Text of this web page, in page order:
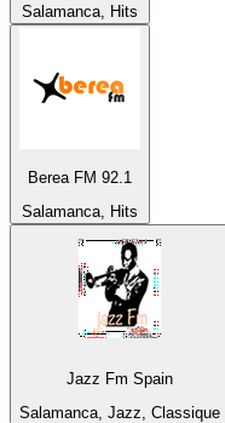
Salamanca, Hits
Berea FM 92.1
Salamanca, Hits
Jazz Fm Spain
Salamanca, Jazz, Classique